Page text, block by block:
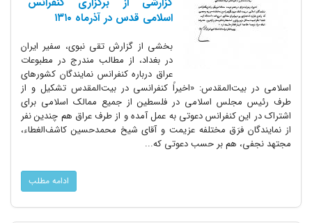
اسلامی قدس در آذرماه ۱۳۱۰
بخشی از گزارش تقی نبوی، سفیر ایران
در بغداد، از مطالب مندرج در مطبوعات
عراق درباره کنفرانس نمایندگان کشورهای
اسلامی در بیت‌المقدس: «اخیراً کنفرانسی در بیت‌المقدس تشکیل و از
طرف رئیس مجلس اسلامی در فلسطین از جمیع ممالک اسلامی برای
اشتراک در این کنفرانس دعوتی به عمل آمده و از طرف عراق هم چندین نفر
از نمایندگان فرَق مختلفه عزیمت و آقای شیخ محمدحسین کاشف‌الغطاء،
مجتهد نجفی، هم بر حسب دعوتی که...
ادامه مطلب